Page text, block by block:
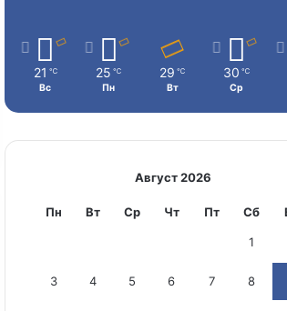
21 ℃
Вс
25 ℃
Пн
29 ℃
Вт
30 ℃
Ср
Август 2026
Пн Вт Ср Чт Пт Сб
1
3 4 5 6 7 8